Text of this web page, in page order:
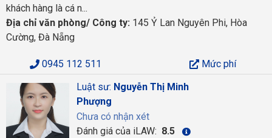
khách hàng là cá n...
Địa chỉ văn phòng/ Công ty: 145 Ỷ Lan Nguyên Phi, Hòa
Cường, Đà Nẵng
0945 112 511
Mức phí
Luật sư: Nguyễn Thị Minh
Phượng
Chưa có nhận xét
Đánh giá của iLAW: 8.5